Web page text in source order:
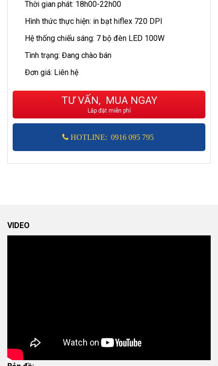
Thời gian phát: 18h00-22h00
Hình thức thực hiện: in bạt hiflex 720 DPI
Hệ thống chiếu sáng: 7 bộ đèn LED 100W
Tình trạng: Đang chào bán
Đơn giá: Liên hệ
TƯ VẤN, MUA NGAY
Lắp đặt miễn phí
HOTLINE: 0916 095 795
VIDEO